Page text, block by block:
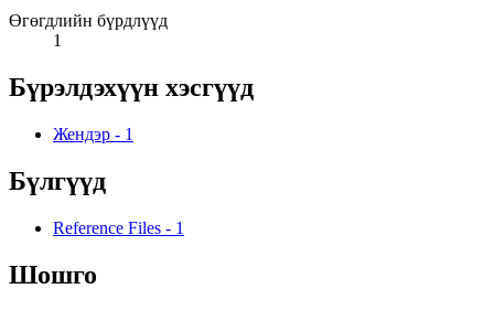
Өгөгдлийн бүрдлүүд
1
Бүрэлдэхүүн хэсгүүд
Жендэр - 1
Бүлгүүд
Reference Files - 1
Шошго